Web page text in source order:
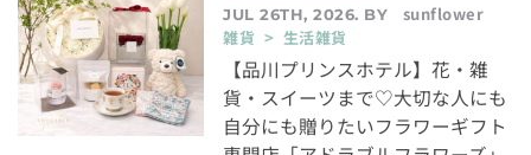
JUL 26TH, 2026. BY
sunflower
雑貨 > 生活雑貨
【品川プリンスホテル】花・雑
貨・スイーツまで♡大切な人にも
自分にも贈りたいフラワーギフト